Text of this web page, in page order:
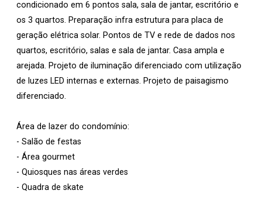
condicionado em 6 pontos sala, sala de jantar, escritório e
os 3 quartos. Preparação infra estrutura para placa de
geração elétrica solar. Pontos de TV e rede de dados nos
quartos, escritório, salas e sala de jantar. Casa ampla e
arejada. Projeto de iluminação diferenciado com utilização
de luzes LED internas e externas. Projeto de paisagismo
diferenciado.
Área de lazer do condomínio:
- Salão de festas
- Área gourmet
- Quiosques nas áreas verdes
- Quadra de skate